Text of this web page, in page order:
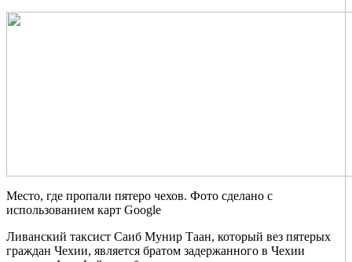
Место, где пропали пятеро чехов. Фото сделано с
использованием карт Google
Ливанский таксист Саиб Мунир Таан, который вез пятерых
граждан Чехии, является братом задержанного в Чехии